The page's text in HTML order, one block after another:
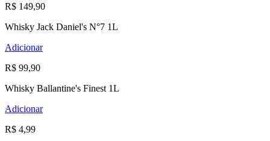
R$ 149,90
Whisky Jack Daniel's N°7 1L
Adicionar
R$ 99,90
Whisky Ballantine's Finest 1L
Adicionar
R$ 4,99